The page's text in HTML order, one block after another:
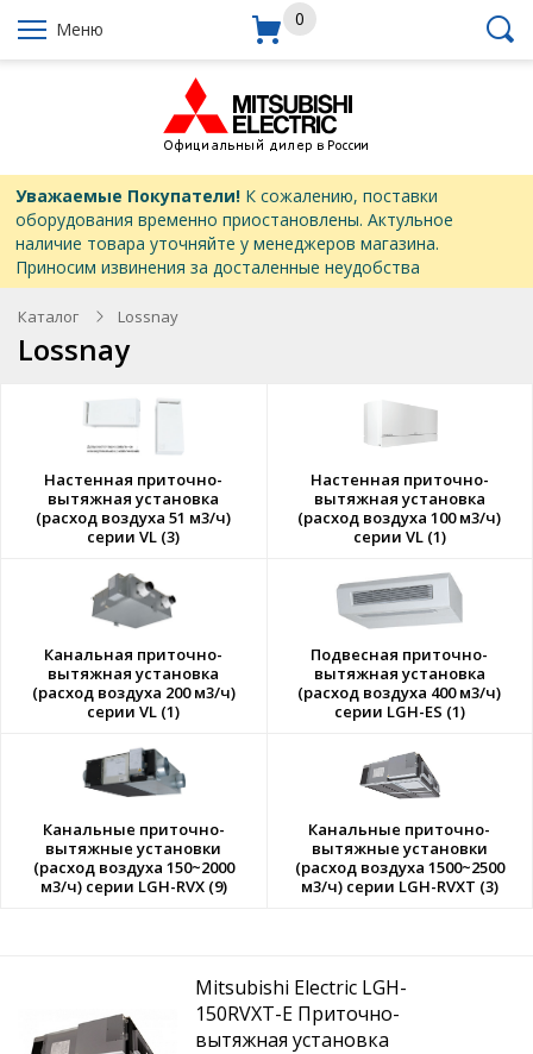
Меню 0
Уважаемые Покупатели!К сожалению, поставки
оборудования временно приостановлены. Актульное
наличие товара уточняйте у менеджеров магазина.
Приносим извинения за досталенные неудобства
Каталог Lossnay
Lossnay
Настенная приточно-
вытяжная установка
(расход воздуха 51 м3/ч)
серии VL (3)
Настенная приточно-
вытяжная установка
(расход воздуха 100 м3/ч)
серии VL (1)
Канальная приточно-
вытяжная установка
(расход воздуха 200 м3/ч)
серии VL (1)
Подвесная приточно-
вытяжная установка
(расход воздуха 400 м3/ч)
серии LGH-ES (1)
Канальные приточно-
вытяжные установки
(расход воздуха 150~2000
м3/ч) серии LGH-RVX (9)
Канальные приточно-
вытяжные установки
(расход воздуха 1500~2500
м3/ч) серии LGH-RVXT (3)
Mitsubishi Electric LGH-
150RVXT-E Приточно-
вытяжная установка